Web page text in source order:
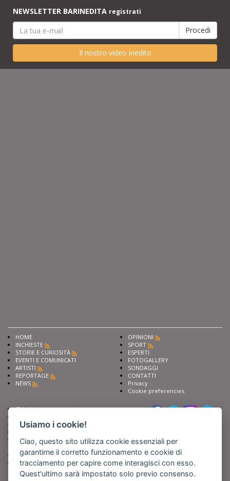
NEWSLETTER BARINEDITA registrati
Il nostro video inedito
HOME
INCHIESTE
STORIE E CURIOSITÀ
EVENTI E COMUNICATI
ARTISTI
REPORTAGE
NEWS
OPINIONI
SPORT
ESPERTI
FOTOGALLERY
SONDAGGI
CONTATTI
Privacy
Cookie preferencies
Chiedi ai nostri esperti
Fai pubblicità con noi
Iscriviti al nostro corso di
giornalismo
Compra i nostri libri
Entra in Barinedita Map
Usiamo i cookie!
Ciao, questo sito utilizza cookie essenziali per
garantirne il corretto funzionamento e cookie di
tracciamento per capire come interagisci con esso.
Quest'ultimo sarà impostato solo previo consenso.